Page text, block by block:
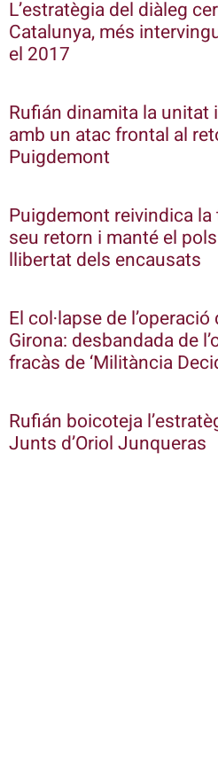
L’estratègia del diàleg
Catalunya, més
el 2017
Rufián dinamita la
amb un atac frontal al
Puigdemont
Puigdemont reivindica
seu retorn i manté el
llibertat dels encausats
El col·lapse de
Girona: desbandada de
fracàs de ‘Militància
Rufián boicoteja
Junts d’Oriol Junqueras